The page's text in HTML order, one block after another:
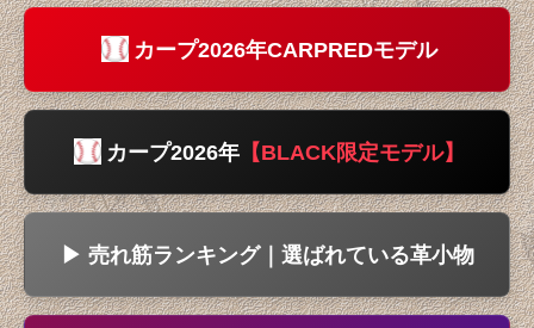
カープ2026年CARPREDモデル
カープ2026年【BLACK限定モデル】
▶ 売れ筋ランキング｜選ばれている革小物